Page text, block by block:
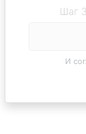
Шаг
И